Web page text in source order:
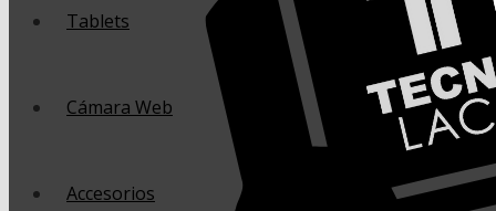
Tablets
Cámara Web
Accesorios